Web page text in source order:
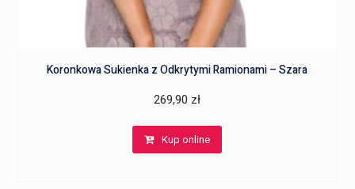
Koronkowa Sukienka z Odkrytymi Ramionami – Szara
269,90 zł
Kup online